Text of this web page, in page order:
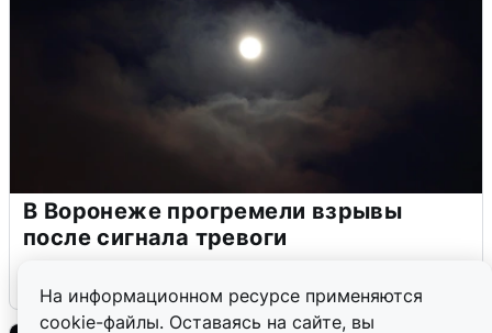
На информационном ресурсе применяются
cookie-файлы. Оставаясь на сайте, вы
В Воронеже прогремели взрывы
после сигнала тревоги